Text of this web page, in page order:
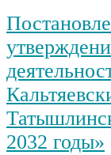
2032 годы»